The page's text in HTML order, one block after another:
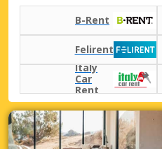
B-Rent
Felirent
Italy
Car
Rent